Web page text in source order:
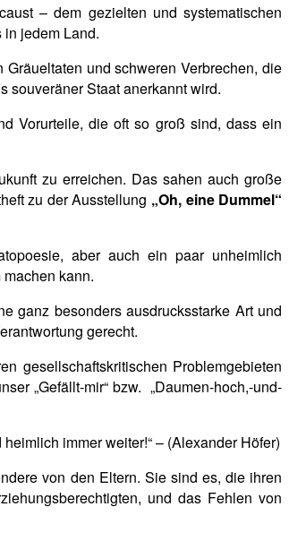
– dem gezielten und systematischen
jedem Land.
und schweren Verbrechen, die
souveräner Staat anerkannt wird.
Vorurteile, die oft so groß sind, dass ein
zu erreichen. Das sahen auch große
zu der Ausstellung „Oh, eine Dummel“
aber auch ein paar unheimlich
kann.
ganz besonders ausdrucksstarke Art und
gerecht.
gesellschaftskritischen Problemgebieten
„Gefällt-mir“ bzw. „Daumen-hoch,-und-
immer weiter!“ – (Alexander Höfer)
von den Eltern. Sie sind es, die ihren
und das Fehlen von